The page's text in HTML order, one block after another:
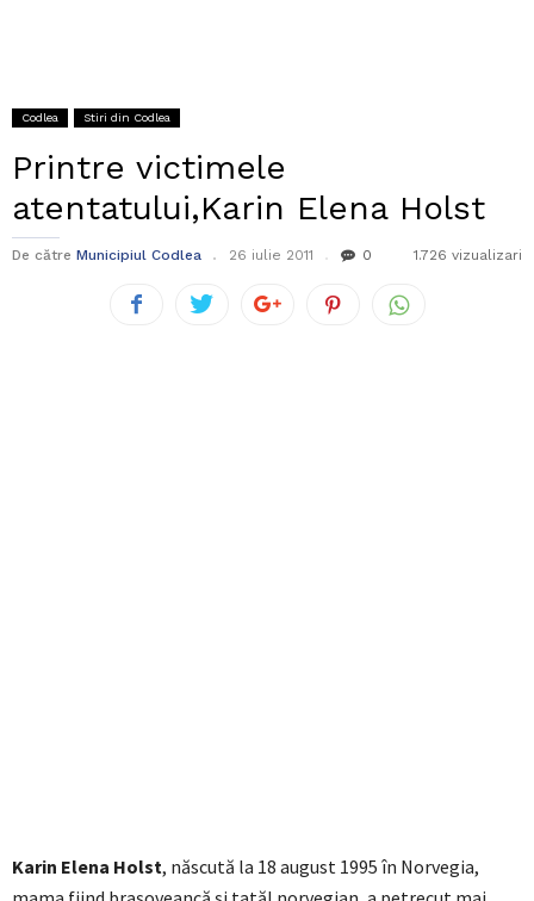
Codlea Stiri din Codlea
Printre victimele
atentatului,Karin Elena Holst
De către Municipiul Codlea 26 iulie 2011 0 1.726 vizualizari
Karin Elena Holst, născută la 18 august 1995 în Norvegia,